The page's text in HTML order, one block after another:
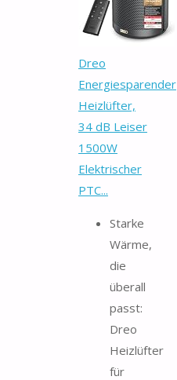
Dreo
Energiesparender
Heizlüfter,
34 dB Leiser
1500W
Elektrischer
PTC...
Starke
Wärme,
die
überall
passt:
Dreo
Heizlüfter
für